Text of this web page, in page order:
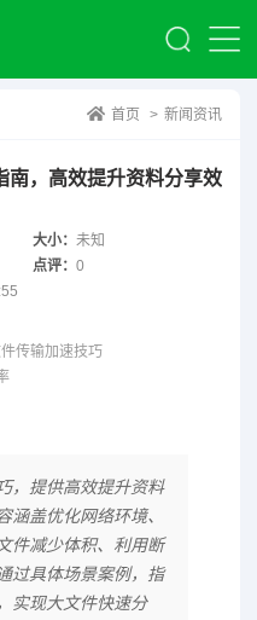
首页 > 新闻资讯
南，高效提升资料分享效
大小：未知
点评：0
传输加速技巧
，提供高效提升资料
涵盖优化网络环境、
件减少体积、利用断
过具体场景案例，指
实现大文件快速分